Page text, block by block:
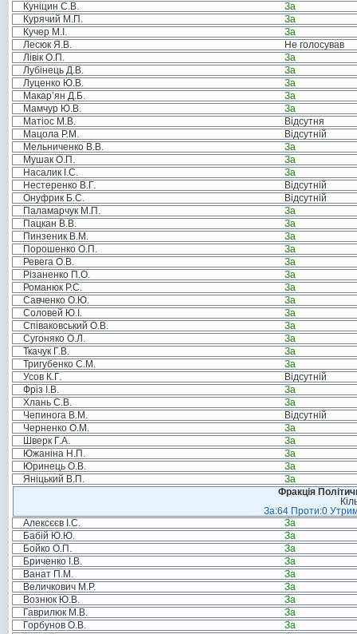
Куніцин С.В.
За
Курячий М.П.
За
Кучер М.І.
За
Лесюк Я.В.
Не голосував
Лівік О.П.
За
Лубінець Д.В.
За
Луценко Ю.В.
За
Макар’ян Д.Б.
За
Мамчур Ю.В.
За
Матіос М.В.
Відсутня
Мацола Р.М.
Відсутній
Мельниченко В.В.
За
Мушак О.П.
За
Насалик І.С.
За
Нестеренко В.Г.
Відсутній
Онуфрик Б.С.
Відсутній
Паламарчук М.П.
За
Пацкан В.В.
За
Пинзеник В.М.
За
Порошенко О.П.
За
Ревега О.В.
За
Різаненко П.О.
За
Романюк Р.С.
За
Савченко О.Ю.
За
Соловей Ю.І.
За
Співаковський О.В.
За
Сугоняко О.Л.
За
Ткачук Г.В.
За
Тригубенко С.М.
За
Усов К.Г.
Відсутній
Фріз І.В.
За
Хлань С.В.
За
Чепинога В.М.
Відсутній
Черненко О.М.
За
Шверк Г.А.
За
Южаніна Н.П.
За
Юринець О.В.
За
Яніцький В.П.
За
Фракція
За:64 Проти:0
Алексєєв І.С.
За
Бабій Ю.Ю.
За
Бойко О.П.
За
Бриченко І.В.
За
Ванат П.М.
За
Величкович М.Р.
За
Вознюк Ю.В.
За
Гаврилюк М.В.
За
Горбунов О.В.
За